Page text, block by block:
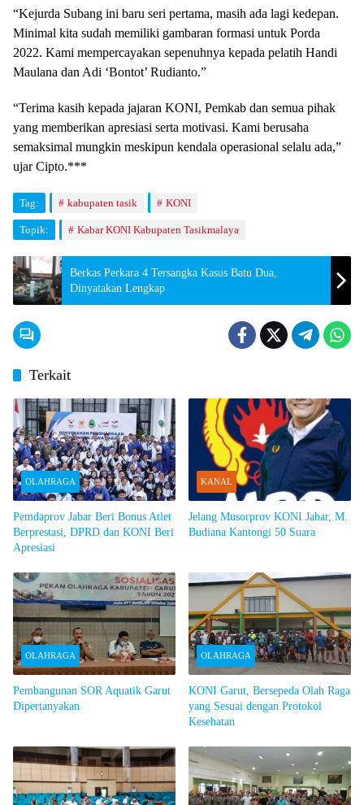
“Kejurda Subang ini baru seri pertama, masih ada lagi kedepan.
Minimal kita sudah memiliki gambaran formasi untuk Porda
2022. Kami mempercayakan sepenuhnya kepada pelatih Handi
Maulana dan Adi ‘Bontot’ Rudianto.”
“Terima kasih kepada jajaran KONI, Pemkab dan semua pihak
yang memberikan apresiasi serta motivasi. Kami berusaha
semaksimal mungkin meskipun kendala operasional selalu ada,”
ujar Cipto.***
Tag: kabupaten tasik KONI
Topik: Kabar KONI Kabupaten Tasikmalaya
Berkas Perkara 4 Tersangka Kasus Batu Dua,
Dinyatakan Lengkap
Terkait
OLAHRAGA
Pemdaprov Jabar Beri Bonus Atlet
Berprestasi, DPRD dan KONI Beri
Apresiasi
KANAL
Jelang Musorprov KONI Jabar, M.
Budiana Kantongi 50 Suara
OLAHRAGA
Pembangunan SOR Aquatik Garut
Dipertanyakan
OLAHRAGA
KONI Garut, Bersepeda Olah Raga
yang Sesuai dengan Protokol
Kesehatan